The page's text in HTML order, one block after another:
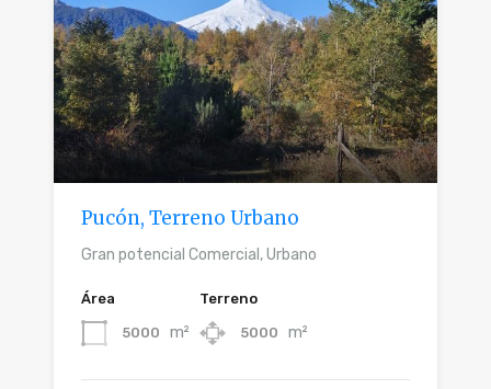
Pucón, Terreno Urbano
Gran potencial Comercial, Urbano
Área
5000 m²
Terreno
5000 m²